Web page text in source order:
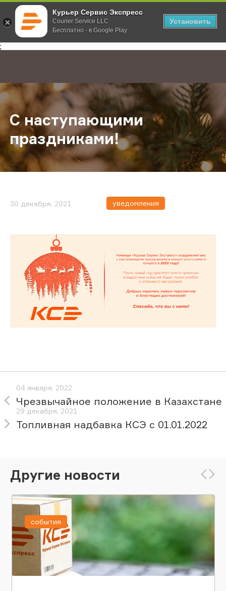
Курьер Сервис Экспресс
Courier Service LLC
Бесплатно - в Google Play
Установить
;
Главная О компании Новости С наступающими праздниками!
С наступающими
праздниками!
30 декабря, 2021 уведомления
04 января, 2022
Чрезвычайное положение в Казахстане
29 декабря, 2021
Топливная надбавка КСЭ с 01.01.2022
Другие новости
события